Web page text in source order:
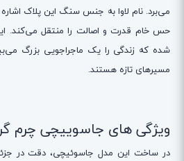
می‌برد. نام لاوا به جنس سنگ این پلاک
حس خام قدرت و اصالت را منتقل می‌کند.
شده که زندگی را یک ماجراجویی بزرگ
مسیرهای تازه هستند.
ویژگی های جاسوییچی چرم
در ساخت این مدل جاسوئیچی، دقت در